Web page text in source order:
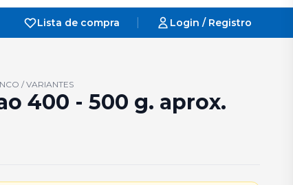
Lista de compra Login / Registro
/ VARIANTES
400 - 500 g. aprox.